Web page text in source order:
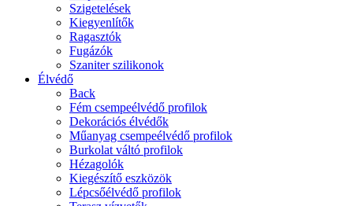
Szigetelések
Kiegyenlítők
Ragasztók
Fugázók
Szaniter szilikonok
Élvédő
Back
Fém csempeélvédő profilok
Dekorációs élvédők
Műanyag csempeélvédő profilok
Burkolat váltó profilok
Hézagolók
Kiegészítő eszközök
Lépcsőélvédő profilok